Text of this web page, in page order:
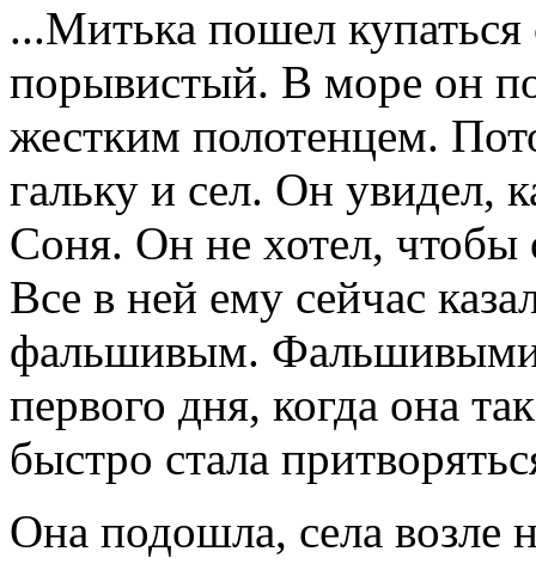
...Митька пошел
порывистый. В море он
жестким полотенцем.
гальку и сел. Он увидел,
Соня. Он не хотел, чтобы
Все в ней ему сейчас
фальшивым. Фальшивыми
первого дня, когда она
быстро стала
Она подошла, села возле